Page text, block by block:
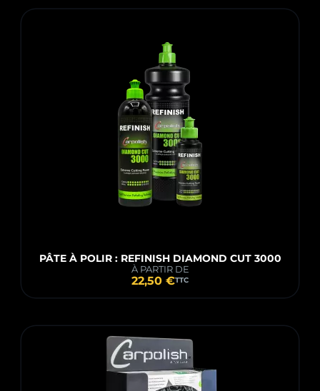
PÂTE À POLIR : REFINISH DIAMOND CUT 3000
À PARTIR DE
22,50 €TTC